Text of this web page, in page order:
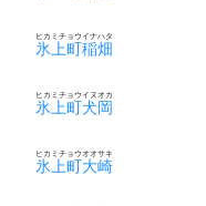
氷上町稲畑
ヒカミチョウイナハタ
氷上町犬岡
ヒカミチョウイヌオカ
氷上町大崎
ヒカミチョウオオサキ